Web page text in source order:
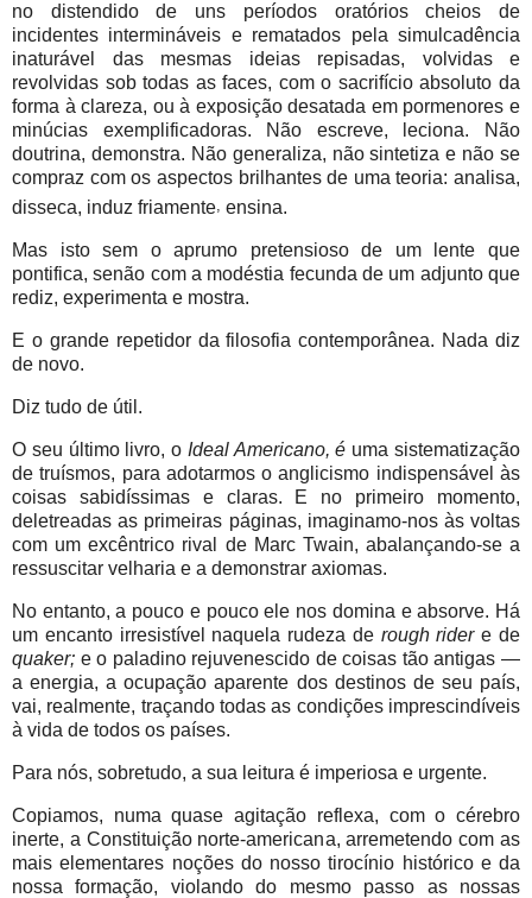
no distendido de uns períodos oratórios cheios de
incidentes intermináveis e rematados pela simulcadência
inaturável das mesmas ideias repisadas, volvidas e
revolvidas sob todas as faces, com o sacrifício absoluto da
forma à clareza, ou à exposição desatada em pormenores e
minúcias exemplificadoras. Não escreve, leciona. Não
doutrina, demonstra. Não generaliza, não sintetiza e não se
compraz com os aspectos brilhantes de uma teoria: analisa,
disseca, induz friamente, ensina.
Mas isto sem o aprumo pretensioso de um lente que
pontifica, senão com a modéstia fecunda de um adjunto que
rediz, experimenta e mostra.
E o grande repetidor da filosofia contemporânea. Nada diz
de novo.
Diz tudo de útil.
O seu último livro, o Ideal Americano, é uma sistematização
de truísmos, para adotarmos o anglicismo indispensável às
coisas sabidíssimas e claras. E no primeiro momento,
deletreadas as primeiras páginas, imaginamo-nos às voltas
com um excêntrico rival de Marc Twain, abalançando-se a
ressuscitar velharia e a demonstrar axiomas.
No entanto, a pouco e pouco ele nos domina e absorve. Há
um encanto irresistível naquela rudeza de rough ridere de
quaker; e o paladino rejuvenescido de coisas tão antigas —
a energia, a ocupação aparente dos destinos de seu país,
vai, realmente, traçando todas as condições imprescindíveis
à vida de todos os países.
Para nós, sobretudo, a sua leitura é imperiosa e urgente.
Copiamos, numa quase agitação reflexa, com o cérebro
inerte, a Constituição norte-americana, arremetendo com as
mais elementares noções do nosso tirocínio histórico e da
nossa formação, violando do mesmo passo as nossas